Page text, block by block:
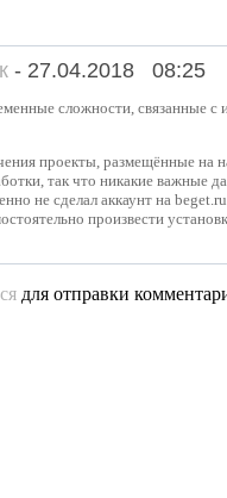
- 27.04.2018 08:25
сложности, связанные с
проекты, размещённые на
так что никакие важные
не сделал аккаунт на
произвести
для отправки